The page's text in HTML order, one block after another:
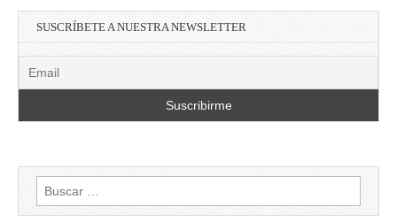
SUSCRÍBETE A NUESTRA NEWSLETTER
Buscar: